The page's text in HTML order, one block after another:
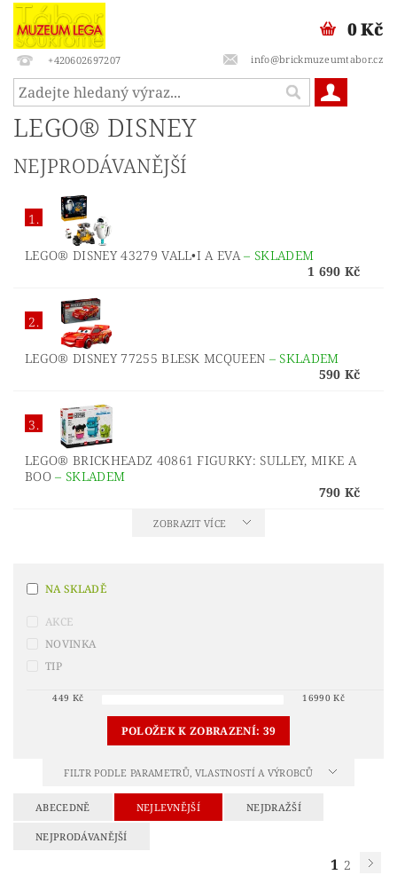
+420602697207 info@brickmuzeumtabor.cz
0 Kč
LEGO® DISNEY
NEJPRODÁVANĚJŠÍ
1.
LEGO® DISNEY 43279 VALL•I A EVA– SKLADEM
1 690 Kč
2.
LEGO® DISNEY 77255 BLESK MCQUEEN – SKLADEM
590 Kč
3.
LEGO® BRICKHEADZ 40861 FIGURKY: SULLEY, MIKE A
BOO– SKLADEM
790 Kč
ZOBRAZIT VÍCE
NA SKLADĚ
AKCE
NOVINKA
TIP
449 Kč 16990 Kč
POLOŽEK K ZOBRAZENÍ: 39
FILTR PODLE PARAMETRŮ, VLASTNOSTÍ A VÝROBCŮ
ABECEDNĚ NEJLEVNĚJŠÍ NEJDRAŽŠÍ
NEJPRODÁVANĚJŠÍ
1 2